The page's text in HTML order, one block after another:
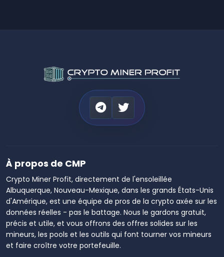
À propos de CMP
Crypto Miner Profit, directement de l'ensoleillée
Albuquerque, Nouveau-Mexique, dans les grands États-Unis
d'Amérique, est une équipe de pros de la crypto axée sur les
données réelles - pas le battage. Nous le gardons gratuit,
précis et utile, et vous offrons des offres solides sur les
mineurs, les pools et les outils qui font tourner vos mineurs
et faire croître votre portefeuille.